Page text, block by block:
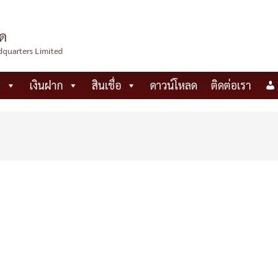
Limited
เงินฝาก สินเชื่อ ดาวน์โหลด ติดต่อเรา